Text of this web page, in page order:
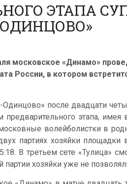
ЭТАПА
московское «Динамо»
России, в котором
Одинцово» после двадцати
предварительного этапа,
волейболистки в
партиях хозяйки площадки
В третьем сете «Тулица»
партии хозяйки уже не